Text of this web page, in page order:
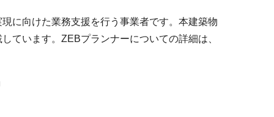
に向けた業務支援を行う事業者です。本建築物
ています。ZEBプランナーについての詳細は、